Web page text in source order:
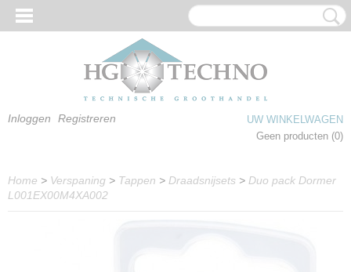
Inloggen Registreren
UW WINKELWAGEN
Geen producten (0)
Home > Verspaning > Tappen > Draadsnijsets > Duo pack Dormer
L001EX00M4XA002